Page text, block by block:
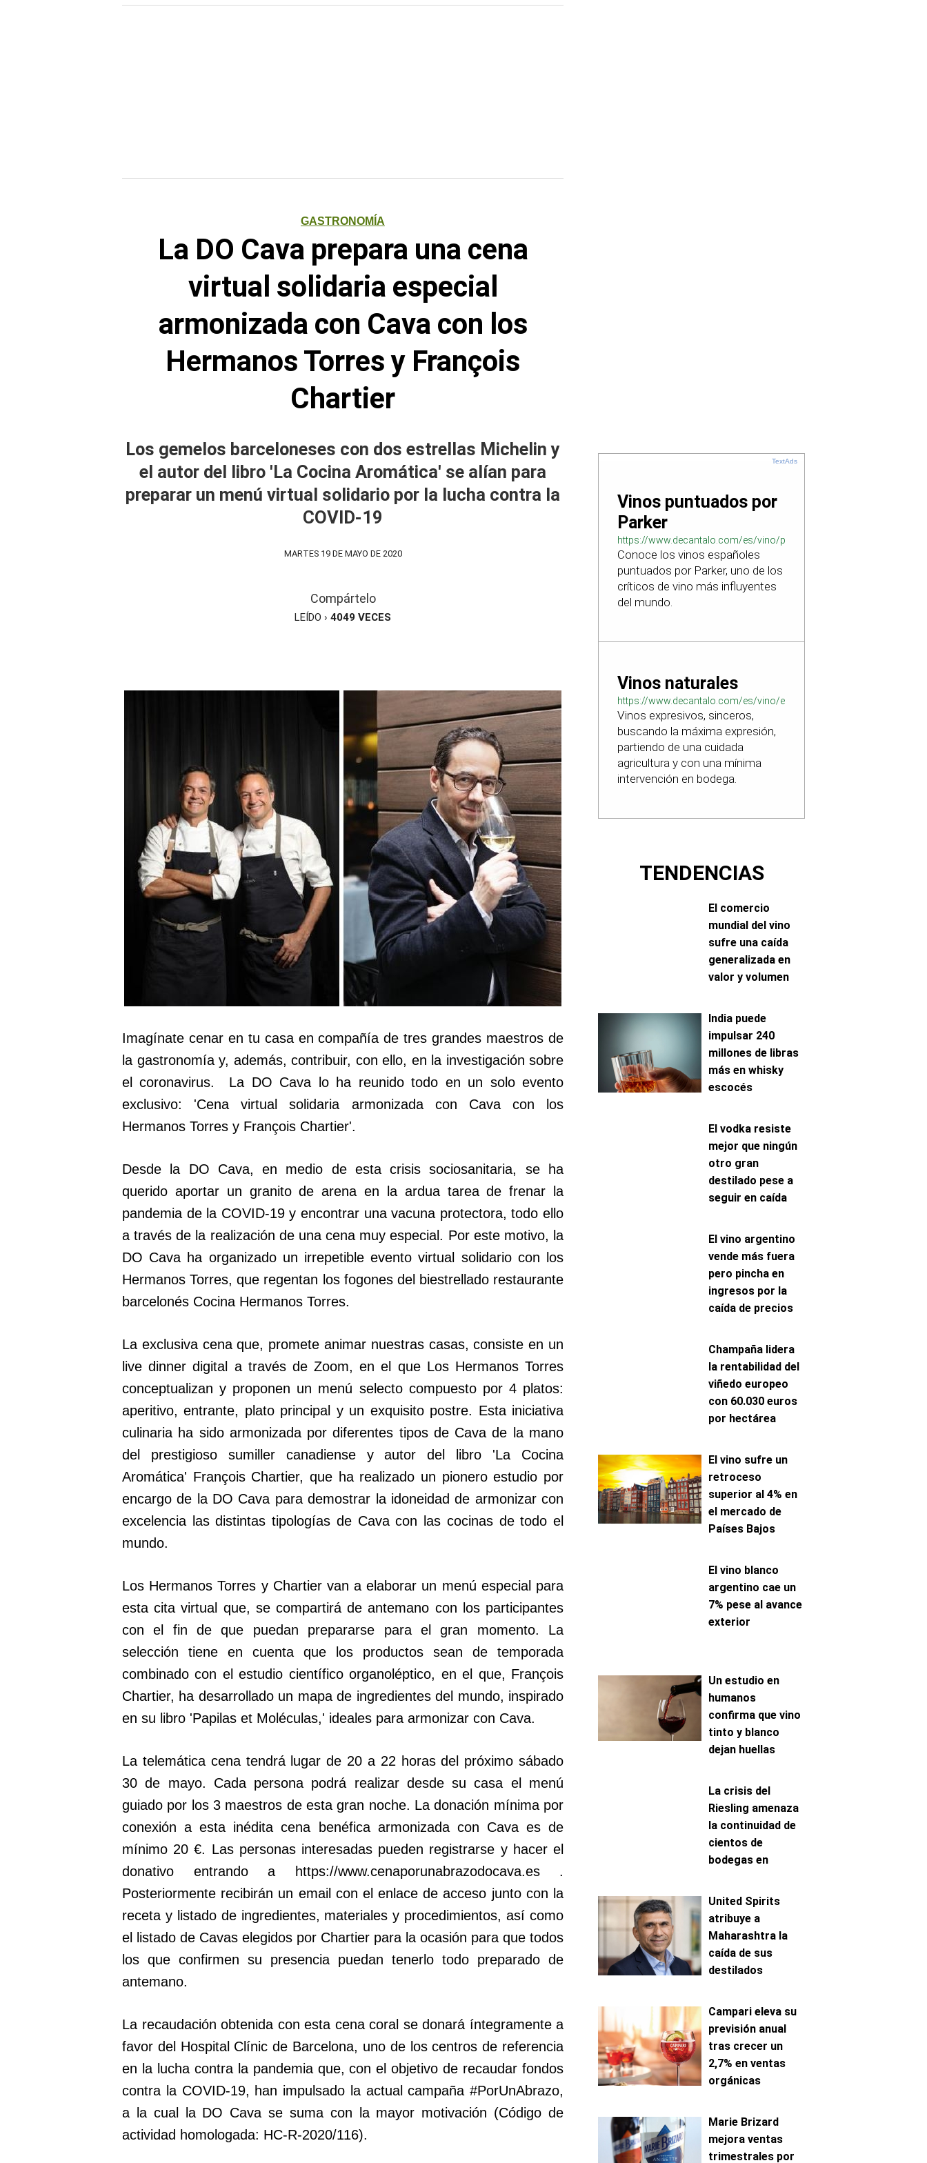
GASTRONOMÍA
La DO Cava prepara una cena
virtual solidaria especial
armonizada con Cava con los
Hermanos Torres y François
Chartier
Los gemelos barceloneses con dos estrellas Michelin y
el autor del libro 'La Cocina Aromática' se alían para
preparar un menú virtual solidario por la lucha contra la
COVID-19
MARTES 19 DE MAYO DE 2020
Compártelo
LEÍDO › 4049 VECES
Imagínate cenar en tu casa en compañía de tres grandes maestros de
la gastronomía y, además, contribuir, con ello, en la investigación sobre
el coronavirus. La DO Cava lo ha reunido todo en un solo evento
exclusivo: 'Cena virtual solidaria armonizada con Cava con los
Hermanos Torres y François Chartier'.
Desde la DO Cava, en medio de esta crisis sociosanitaria, se ha
querido aportar un granito de arena en la ardua tarea de frenar la
pandemia de la COVID-19 y encontrar una vacuna protectora, todo ello
a través de la realización de una cena muy especial. Por este motivo, la
DO Cava ha organizado un irrepetible evento virtual solidario con los
Hermanos Torres, que regentan los fogones del biestrellado restaurante
barcelonés Cocina Hermanos Torres.
La exclusiva cena que, promete animar nuestras casas, consiste en un
live dinner digital a través de Zoom, en el que Los Hermanos Torres
conceptualizan y proponen un menú selecto compuesto por 4 platos:
aperitivo, entrante, plato principal y un exquisito postre. Esta iniciativa
culinaria ha sido armonizada por diferentes tipos de Cava de la mano
del prestigioso sumiller canadiense y autor del libro 'La Cocina
Aromática' François Chartier, que ha realizado un pionero estudio por
encargo de la DO Cava para demostrar la idoneidad de armonizar con
excelencia las distintas tipologías de Cava con las cocinas de todo el
mundo.
Los Hermanos Torres y Chartier van a elaborar un menú especial para
esta cita virtual que, se compartirá de antemano con los participantes
con el fin de que puedan prepararse para el gran momento. La
selección tiene en cuenta que los productos sean de temporada
combinado con el estudio científico organoléptico, en el que, François
Chartier, ha desarrollado un mapa de ingredientes del mundo, inspirado
en su libro 'Papilas et Moléculas,' ideales para armonizar con Cava.
La telemática cena tendrá lugar de 20 a 22 horas del próximo sábado
30 de mayo. Cada persona podrá realizar desde su casa el menú
guiado por los 3 maestros de esta gran noche. La donación mínima por
conexión a esta inédita cena benéfica armonizada con Cava es de
mínimo 20 €. Las personas interesadas pueden registrarse y hacer el
donativo entrando a https://www.cenaporunabrazodocava.es .
Posteriormente recibirán un email con el enlace de acceso junto con la
receta y listado de ingredientes, materiales y procedimientos, así como
el listado de Cavas elegidos por Chartier para la ocasión para que todos
los que confirmen su presencia puedan tenerlo todo preparado de
antemano.
La recaudación obtenida con esta cena coral se donará íntegramente a
favor del Hospital Clínic de Barcelona, uno de los centros de referencia
en la lucha contra la pandemia que, con el objetivo de recaudar fondos
contra la COVID-19, han impulsado la actual campaña #PorUnAbrazo,
a la cual la DO Cava se suma con la mayor motivación (Código de
actividad homologada: HC-R-2020/116).
TextAds
Vinos puntuados por
Parker
https://www.decantalo.com/es/vino/puntuacion_parker/
Conoce los vinos españoles
puntuados por Parker, uno de los
críticos de vino más influyentes
del mundo.
Vinos naturales
https://www.decantalo.com/es/vino/elaboracion_natural/
Vinos expresivos, sinceros,
buscando la máxima expresión,
partiendo de una cuidada
agricultura y con una mínima
intervención en bodega.
TENDENCIAS
El comercio
mundial del vino
sufre una caída
generalizada en
valor y volumen
India puede
impulsar 240
millones de libras
más en whisky
escocés
El vodka resiste
mejor que ningún
otro gran
destilado pese a
seguir en caída
El vino argentino
vende más fuera
pero pincha en
ingresos por la
caída de precios
Champaña lidera
la rentabilidad del
viñedo europeo
con 60.030 euros
por hectárea
El vino sufre un
retroceso
superior al 4% en
el mercado de
Países Bajos
El vino blanco
argentino cae un
7% pese al avance
exterior
Un estudio en
humanos
confirma que vino
tinto y blanco
dejan huellas
distintas
La crisis del
Riesling amenaza
la continuidad de
cientos de
bodegas en
United Spirits
atribuye a
Maharashtra la
caída de sus
destilados
Campari eleva su
previsión anual
tras crecer un
2,7% en ventas
orgánicas
Marie Brizard
mejora ventas
trimestrales por